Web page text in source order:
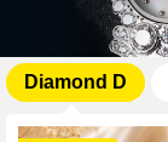
Diamond D